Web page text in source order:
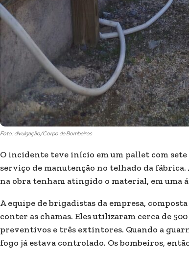
Foto: divulgação/Corpo de Bombeiros
O incidente teve início em um pallet com
serviço de manutenção no telhado da fábrica.
na obra tenham atingido o material, em uma
A equipe de brigadistas da empresa,
conter as chamas. Eles utilizaram cerca de
preventivos e três extintores. Quando a
fogo já estava controlado. Os bombeiros,